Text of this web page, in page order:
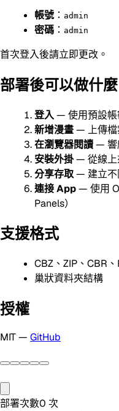
帳號： admin
密碼 ： admin
首次登入後請立即更改。
部署後可以做什麼
登入— 使用預設帳
新增漫畫— 上傳檔
在瀏覽器閱讀— 響
安裝外掛— 從線上
分享存取— 建立不
連接 App— 使用
Panels）
支援格式
CBZ、ZIP、CBR
巢狀資料夾結構
授權
MIT — GitHub
部署次數0 次